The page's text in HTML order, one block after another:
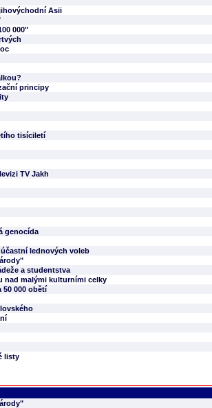
Asii
000"
principy
tisíciletí
TV Jakh
genocída
lednových voleb
a studentstva
nad malými kulturními celky
000 obětí
listy